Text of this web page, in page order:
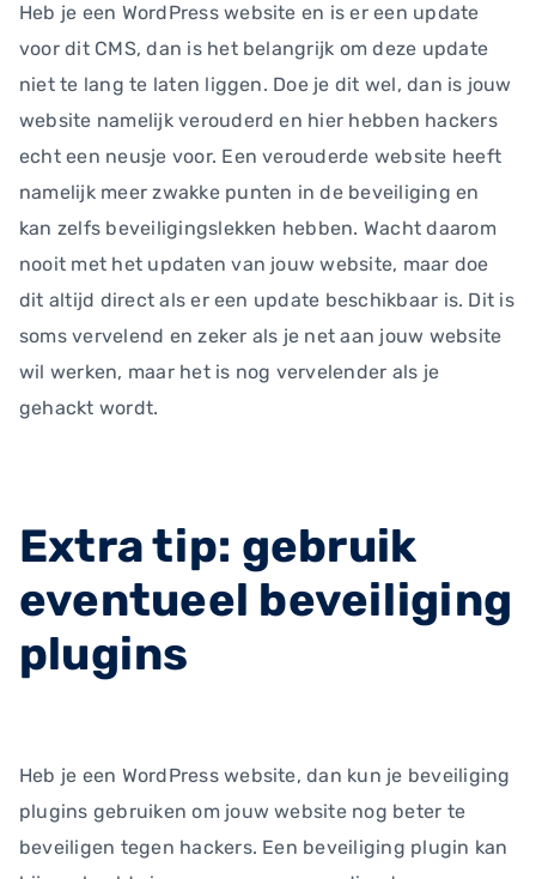
Heb je een WordPress website en is er een update
voor dit CMS, dan is het belangrijk om deze update
niet te lang te laten liggen. Doe je dit wel, dan is jouw
website namelijk verouderd en hier hebben hackers
echt een neusje voor. Een verouderde website heeft
namelijk meer zwakke punten in de beveiliging en
kan zelfs beveiligingslekken hebben. Wacht daarom
nooit met het updaten van jouw website, maar doe
dit altijd direct als er een update beschikbaar is. Dit is
soms vervelend en zeker als je net aan jouw website
wil werken, maar het is nog vervelender als je
gehackt wordt.
Extra tip: gebruik
eventueel beveiliging
plugins
Heb je een WordPress website, dan kun je beveiliging
plugins gebruiken om jouw website nog beter te
beveiligen tegen hackers. Een beveiliging plugin kan